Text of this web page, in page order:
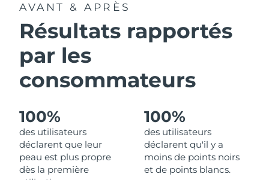
AVANT & APRÈS
Résultats rapportés
par les
consommateurs
100%
des utilisateurs
déclarent que leur
peau est plus propre
dès la première
100%
des utilisateurs
déclarent qu'il y a
moins de points noirs
et de points blancs.
Liban
Lituanie Livraison estimée29/1/2026
Luxembourg
Macao
Malaisie Livraison estimée
Malte Livraison estimée